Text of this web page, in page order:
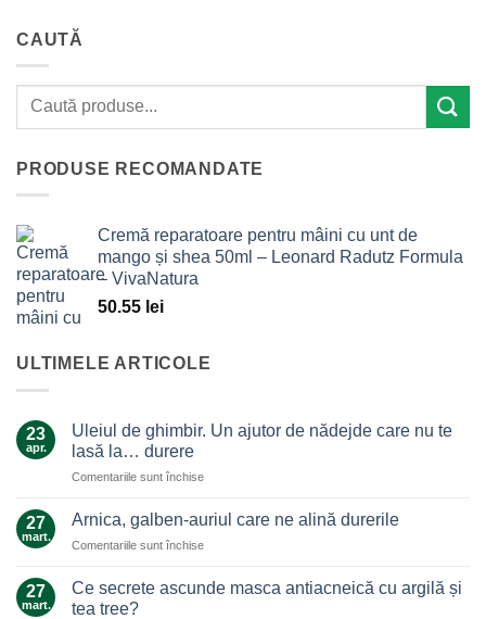
CAUTĂ
PRODUSE RECOMANDATE
Cremă reparatoare pentru mâini cu unt de
mango și shea 50ml – Leonard Radutz Formula
– VivaNatura
50.55 lei
ULTIMELE ARTICOLE
23
apr.
Uleiul de ghimbir. Un ajutor de nădejde care nu te
lasă la… durere
Comentariile sunt închisepentru
de
Un
de
27
mart.
Arnica, galben-auriul care ne alină durerile
Comentariile sunt închisepentru
galben-
27
mart.
Ce secrete ascunde masca antiacneică cu argilă și
tea tree?